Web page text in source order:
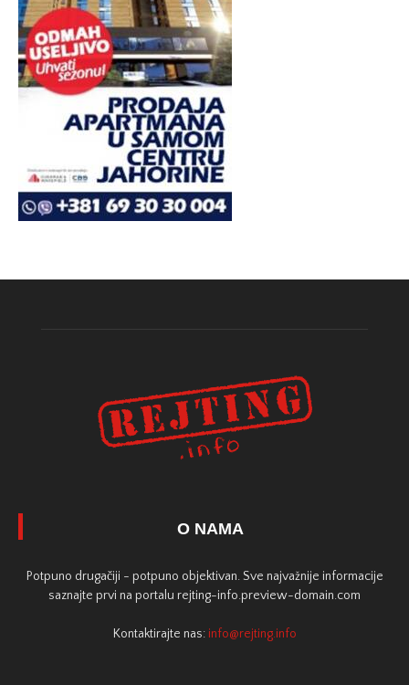
O NAMA
Potpuno drugačiji - potpuno objektivan. Sve najvažnije informacije
saznajte prvi na portalu rejting-info.preview-domain.com
Kontaktirajte nas: info@rejting.info